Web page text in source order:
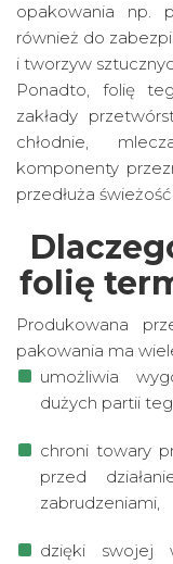
opakowania np.
również do
i tworzyw
Ponadto, folię
zakłady
chłodnie,
komponenty
przedłuża
folię
Produkowana
pakowania ma
umożliwia
dużych partii
chroni towary
przed
zabrudzeniami,
dzięki swojej